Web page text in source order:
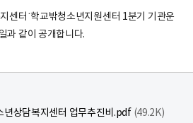
센터˙학교밖청소년지원센터 1분기 기관운
과 같이 공개합니다.
년상담복지센터 업무추진비.pdf (49.2K)